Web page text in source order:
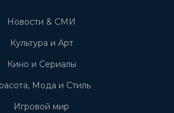
Новости & СМИ
Культура и Арт
Кино и Сериалы
Мода и Стиль
Игровой мир